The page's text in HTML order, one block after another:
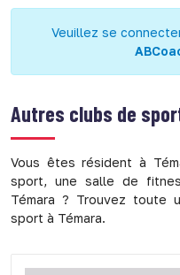
Veuillez se
Autres clubs de
Vous êtes résident à
sport, une salle de
Témara ? Trouvez
sport à Témara.